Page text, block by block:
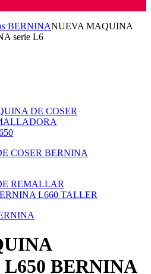
BERNINANUEVA MAQUINA
serie L6
BERNINA